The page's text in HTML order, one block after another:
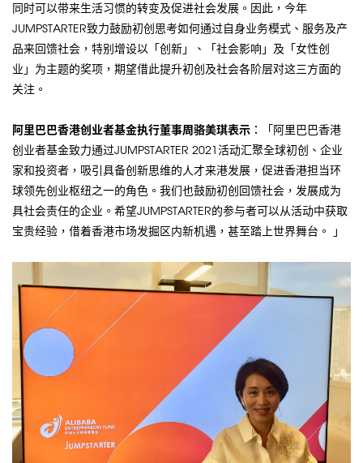
同时可以带来生活习惯的转变及促进社会发展。因此，今年
JUMPSTARTER致力鼓励初创思考如何通过自身业务模式、服务及产
品来回馈社会，特别增设以「创新」、「社会影响」及「女性创
业」为主题的奖项，期望借此提升初创及社会各阶层对这三方面的
关注。
阿里巴巴香港创业者基金执行董事周骆美琪表示︰
「阿里巴巴香港
创业者基金致力通过JUMPSTARTER 2021活动汇聚全球初创、企业
家和投资者，吸引具备创新思维的人才来港发展，促进香港担当环
球领先创业枢纽之一的角色。我们也鼓励初创回馈社会，发展成为
具社会责任的企业。希望JUMPSTARTER的参与者可以从活动中获取
宝贵经验，借着香港市场发掘区内新机遇，甚至踏上世界舞台。 」